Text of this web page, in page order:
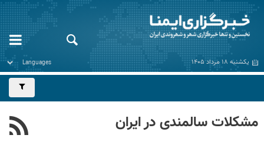
یکشنبه ۱۸ مرداد ۱۴۰۵
مشکلات سالمندی در ایران